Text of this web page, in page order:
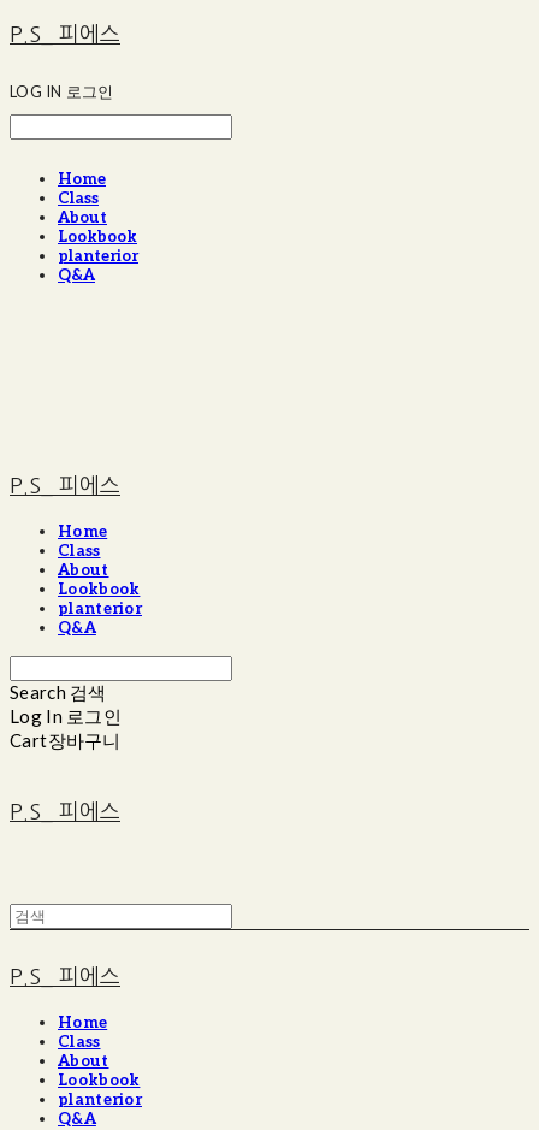
P.S_ 피에스
LOG IN 로그인
Home
Class
About
Lookbook
planterior
Q&A
P.S_ 피에스
Home
Class
About
Lookbook
planterior
Q&A
Search 검색
Log In 로그인
Cart장바구니
P.S_ 피에스
P.S_ 피에스
Home
Class
About
Lookbook
planterior
Q&A